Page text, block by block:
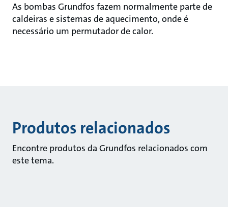
As bombas Grundfos fazem normalmente parte de
caldeiras e sistemas de aquecimento, onde é
necessário um permutador de calor.
Produtos relacionados
Encontre produtos da Grundfos relacionados com
este tema.